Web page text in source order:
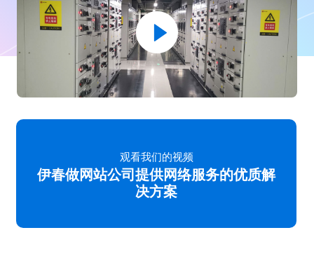
观看我们的视频
伊春做网站公司提供网络服务的优质解
决方案